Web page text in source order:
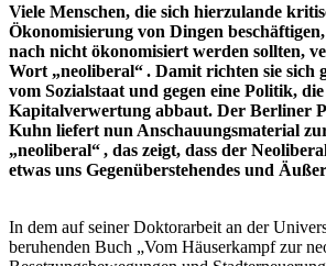
Viele Menschen, die sich hierzulande
Ökonomisierung von Dingen
nach nicht ökonomisiert werden sollten,
Wort „neoliberal“ . Damit richten sie sich
vom Sozialstaat und gegen eine Politik,
Kapitalverwertung abbaut. Der Berliner
Kuhn liefert nun Anschauungsmaterial
„neoliberal“ , das zeigt, dass der
etwas uns Gegenüberstehendes
In dem auf seiner Doktorarbeit an der
beruhenden Buch „Vom Häuserkampf zur